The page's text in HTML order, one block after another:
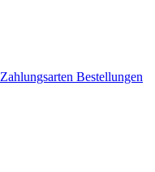
Zahlungsarten Bestellungen